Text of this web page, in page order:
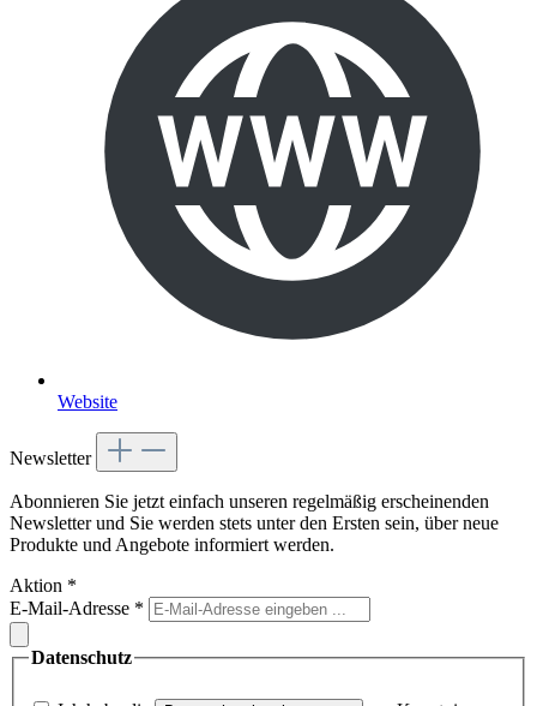
Website
Newsletter
Abonnieren Sie jetzt einfach unseren regelmäßig erscheinenden
Newsletter und Sie werden stets unter den Ersten sein, über neue
Produkte und Angebote informiert werden.
Aktion *
E-Mail-Adresse *
Datenschutz